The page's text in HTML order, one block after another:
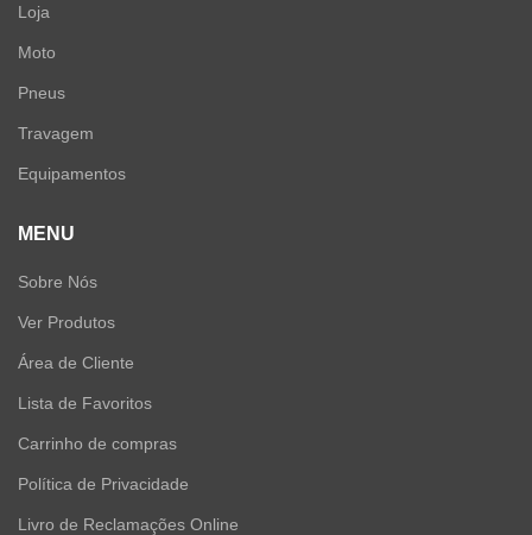
Loja
Moto
Pneus
Travagem
Equipamentos
MENU
Sobre Nós
Ver Produtos
Área de Cliente
Lista de Favoritos
Carrinho de compras
Política de Privacidade
Livro de Reclamações Online